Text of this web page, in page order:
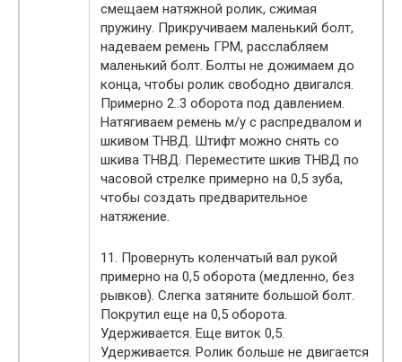
смещаем натяжной ролик, сжимая
пружину. Прикручиваем маленький болт,
надеваем ремень ГРМ, расслабляем
маленький болт. Болты не дожимаем до
конца, чтобы ролик свободно двигался.
Примерно 2..3 оборота под давлением.
Натягиваем ремень м/у с распредвалом и
шкивом ТНВД. Штифт можно снять со
шкива ТНВД. Переместите шкив ТНВД по
часовой стрелке примерно на 0,5 зуба,
чтобы создать предварительное
натяжение.
11. Провернуть коленчатый вал рукой
примерно на 0,5 оборота (медленно, без
рывков). Слегка затяните большой болт.
Покрутил еще на 0,5 оборота.
Удерживается. Еще виток 0,5.
Удерживается. Ролик больше не двигается